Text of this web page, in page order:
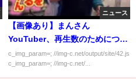
ニュース
【画像あり】まんさん
YouTuber、再生数のためについ
に温泉レビューしだす
c_img_param=; //img-c.net/output/site/42.js
c_img_param=; //img-c.net/...